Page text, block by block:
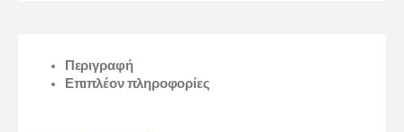
Περιγραφή
Επιπλέον πληροφορίες